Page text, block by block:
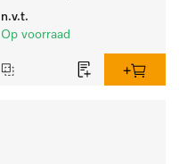
alkalisch, 1 l voor het
reinigen van bonte was
n.v.t.
Op voorraad